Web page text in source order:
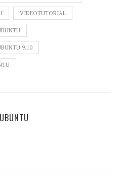
VIDEOTUTORIAL
9.10